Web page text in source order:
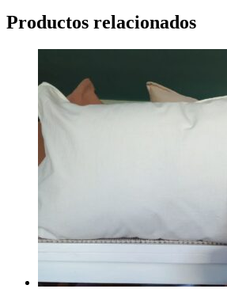
Productos relacionados